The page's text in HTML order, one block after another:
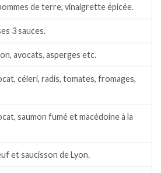
de terre, vinaigrette épicée.
3 sauces.
avocats, asperges etc.
céleri, radis, tomates, fromages,
saumon fumé et macédoine à la
et saucisson de Lyon.